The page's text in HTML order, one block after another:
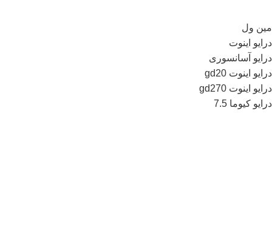
مین ول
درایو اینوت
درایو آسانسوری
درایو اینوت gd20
درایو اینوت gd270
درایو کیوما 7.5